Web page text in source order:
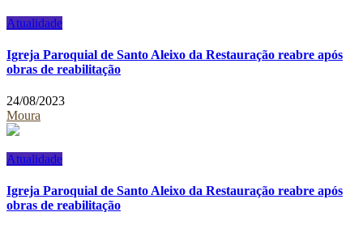
Atualidade
Igreja Paroquial de Santo Aleixo da Restauração reabre após
obras de reabilitação
24/08/2023
Moura
Atualidade
Igreja Paroquial de Santo Aleixo da Restauração reabre após
obras de reabilitação